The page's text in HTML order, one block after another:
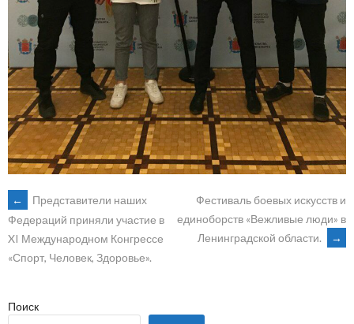
POST
NAVIGATION
←
Представители наших
Федераций приняли участие в
XI Международном Конгрессе
«Спорт, Человек, Здоровье».
Фестиваль боевых искусств и
единоборств «Вежливые люди» в
Ленинградской области.
→
Поиск